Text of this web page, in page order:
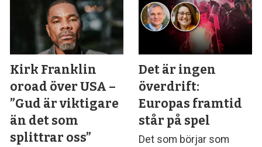
Kirk Franklin
oroad över USA –
”Gud är viktigare
än det som
splittrar oss”
Det är ingen
överdrift:
Europas framtid
står på spel
Det som börjar som